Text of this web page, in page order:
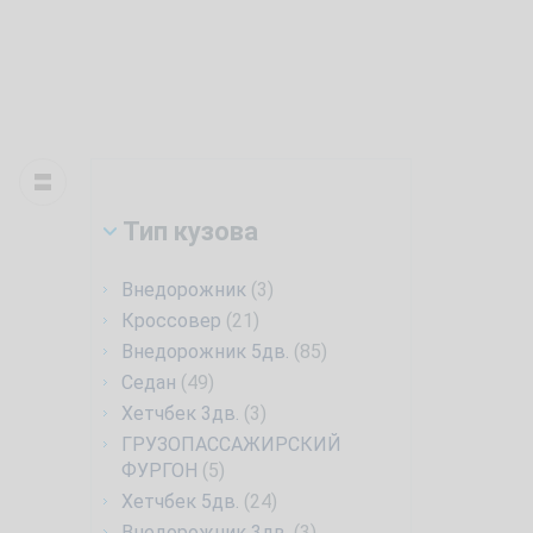
Тип кузова
Внедорожник (3)
Кроссовер (21)
Внедорожник 5дв. (85)
Седан (49)
Хетчбек 3дв. (3)
ГРУЗОПАССАЖИРСКИЙ
ФУРГОН (5)
Хетчбек 5дв. (24)